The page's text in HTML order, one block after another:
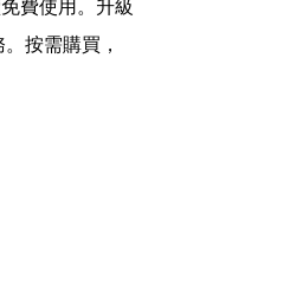
費使用。升級
按需購買，